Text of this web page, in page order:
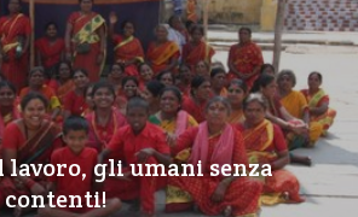
lavoro, gli umani senza
contenti!